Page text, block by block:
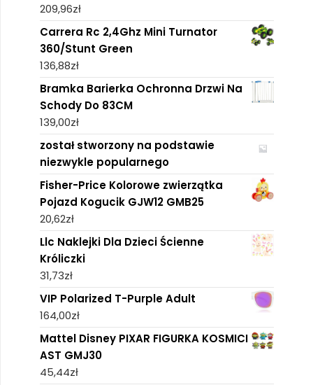
209,96zł
Carrera Rc 2,4Ghz Mini Turnator
360/Stunt Green
136,88zł
Bramka Barierka Ochronna Drzwi Na
Schody Do 83CM
139,00zł
został stworzony na podstawie
niezwykle popularnego
Fisher-Price Kolorowe zwierzątka
Pojazd Kogucik GJW12 GMB25
20,62zł
Llc Naklejki Dla Dzieci Ścienne
Króliczki
31,73zł
VIP Polarized T-Purple Adult
164,00zł
Mattel Disney PIXAR FIGURKA KOSMICI
AST GMJ30
45,44zł